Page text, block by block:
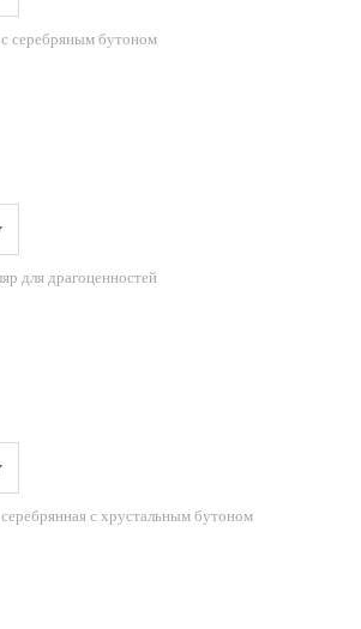
с серебряным бутоном
для драгоценностей
серебрянная с хрустальным бутоном